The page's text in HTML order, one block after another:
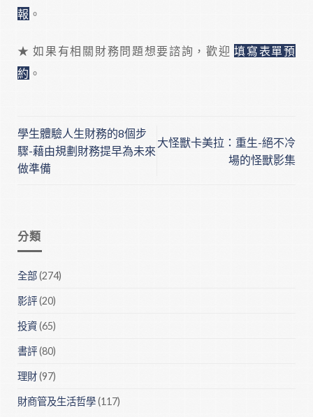
報 。
★ 如果有相關財務問題想要諮詢，歡迎填寫表單預
約 。
學生體驗人生財務的8個步
驟-藉由規劃財務提早為未來
做準備
大怪獸卡美拉：重生-絕不冷
場的怪獸影集
分類
全部(274)
影評(20)
投資(65)
書評(80)
理財(97)
財商管及生活哲學(117)